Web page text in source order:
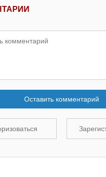
Оставить комментарий